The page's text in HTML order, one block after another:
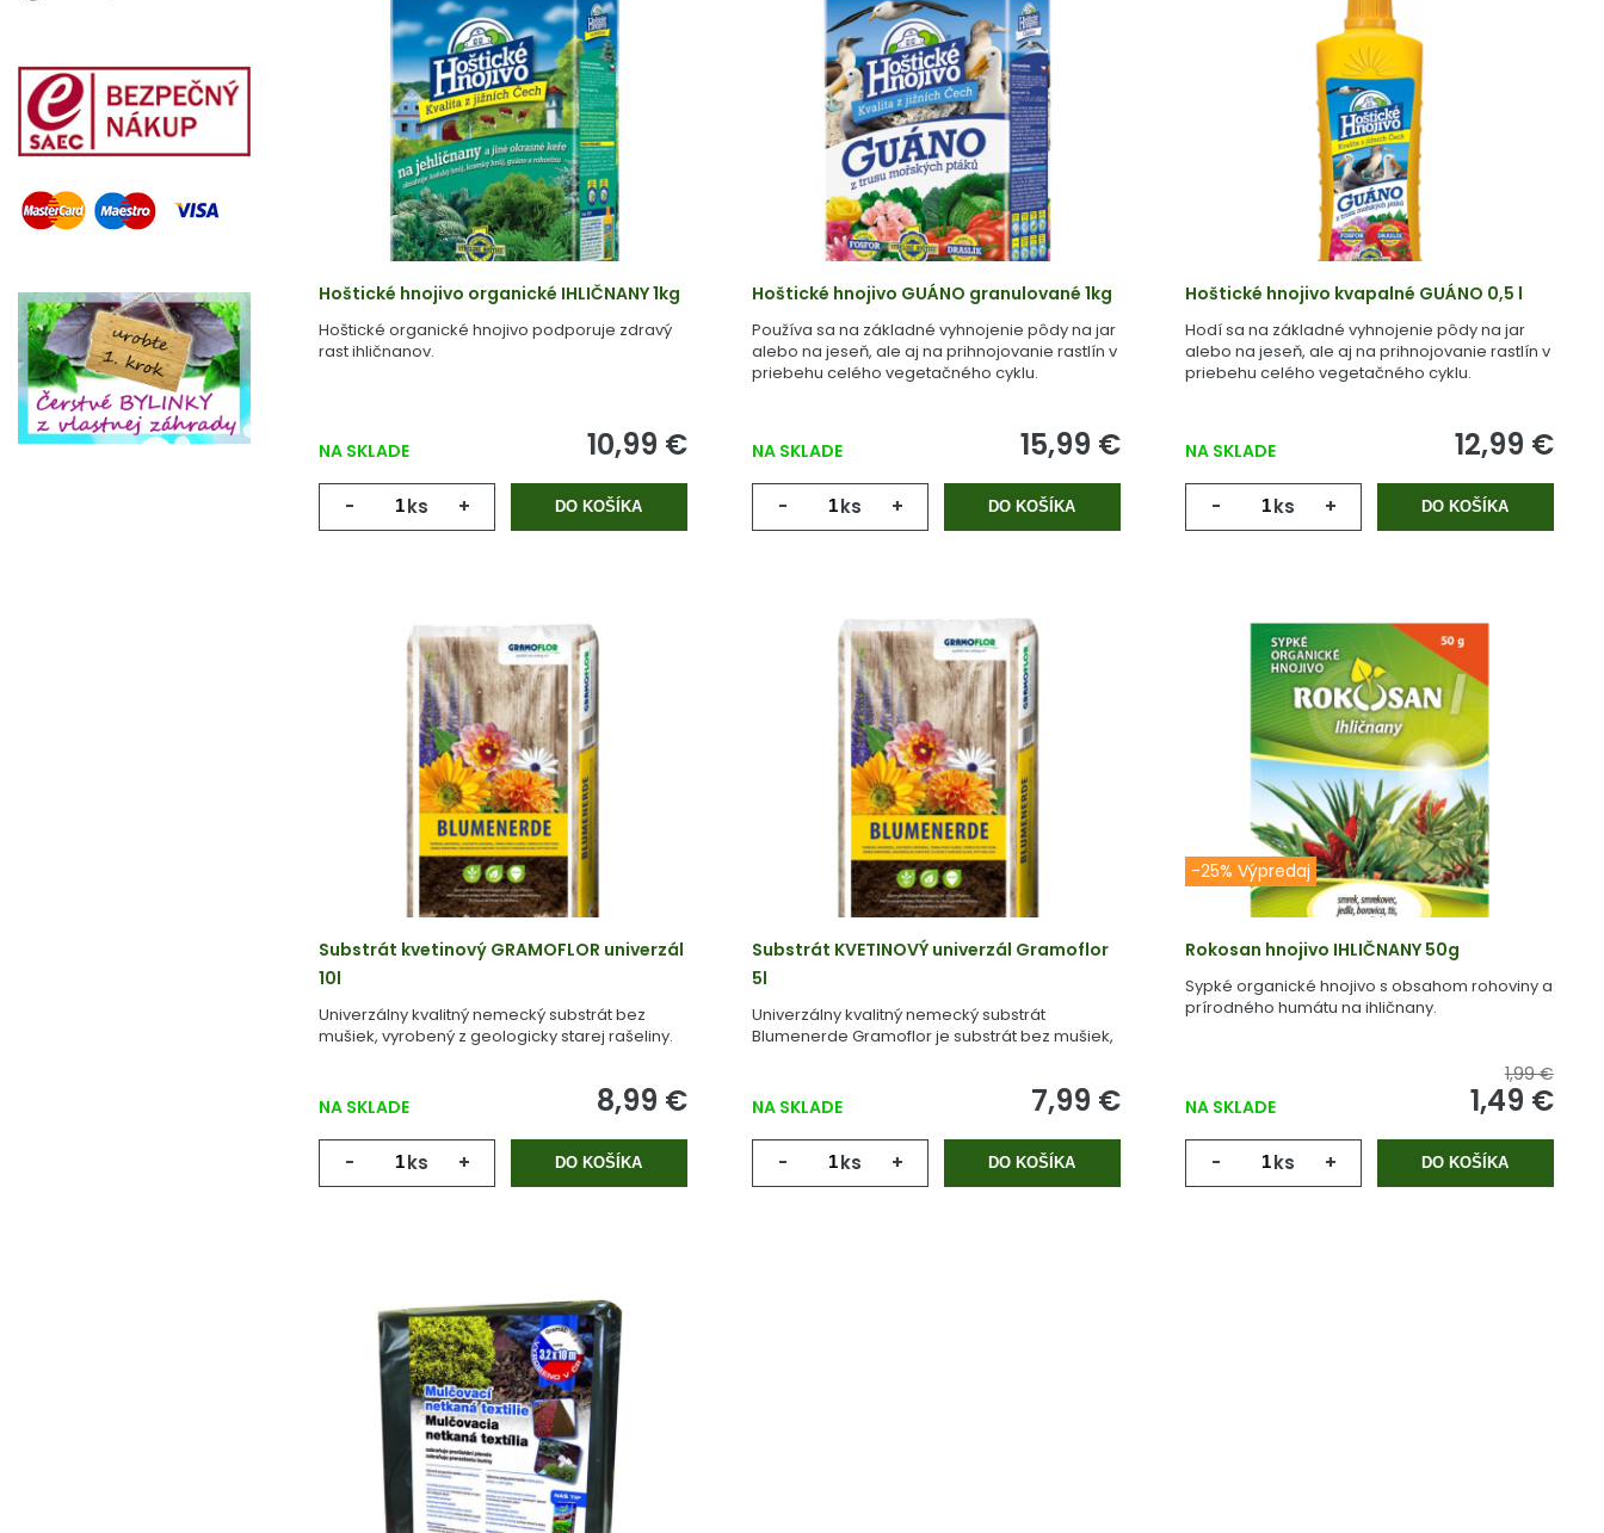
Hoštické hnojivo organické IHLIČNANY 1kg
Hoštické organické hnojivo podporuje zdravý
rast ihličnanov.
NA SKLADE 10,99 €
- ks + DO KOŠÍKA
Hoštické hnojivo GUÁNO granulované 1kg
Používa sa na základné vyhnojenie pôdy na jar
alebo na jeseň, ale aj na prihnojovanie rastlín v
priebehu celého vegetačného cyklu.
NA SKLADE 15,99 €
- ks + DO KOŠÍKA
Hoštické hnojivo kvapalné GUÁNO 0,5 l
Hodí sa na základné vyhnojenie pôdy na jar
alebo na jeseň, ale aj na prihnojovanie rastlín v
priebehu celého vegetačného cyklu.
NA SKLADE 12,99 €
- ks + DO KOŠÍKA
Substrát kvetinový GRAMOFLOR univerzál
10l
Univerzálny kvalitný nemecký substrát bez
mušiek, vyrobený z geologicky starej rašeliny.
NA SKLADE 8,99 €
- ks + DO KOŠÍKA
Substrát KVETINOVÝ univerzál Gramoflor
5l
Univerzálny kvalitný nemecký substrát
Blumenerde Gramoflor je substrát bez mušiek,
NA SKLADE 7,99 €
- ks + DO KOŠÍKA
-25% Výpredaj
Rokosan hnojivo IHLIČNANY 50g
Sypké organické hnojivo s obsahom rohoviny a
prírodného humátu na ihličnany.
NA SKLADE
1,99 €
1,49 €
- ks + DO KOŠÍKA